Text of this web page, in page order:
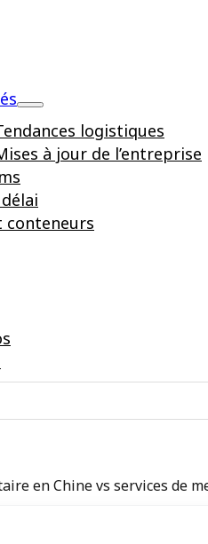
logistiques
à jour de l’entreprise
conteneurs
en Chine vs services de